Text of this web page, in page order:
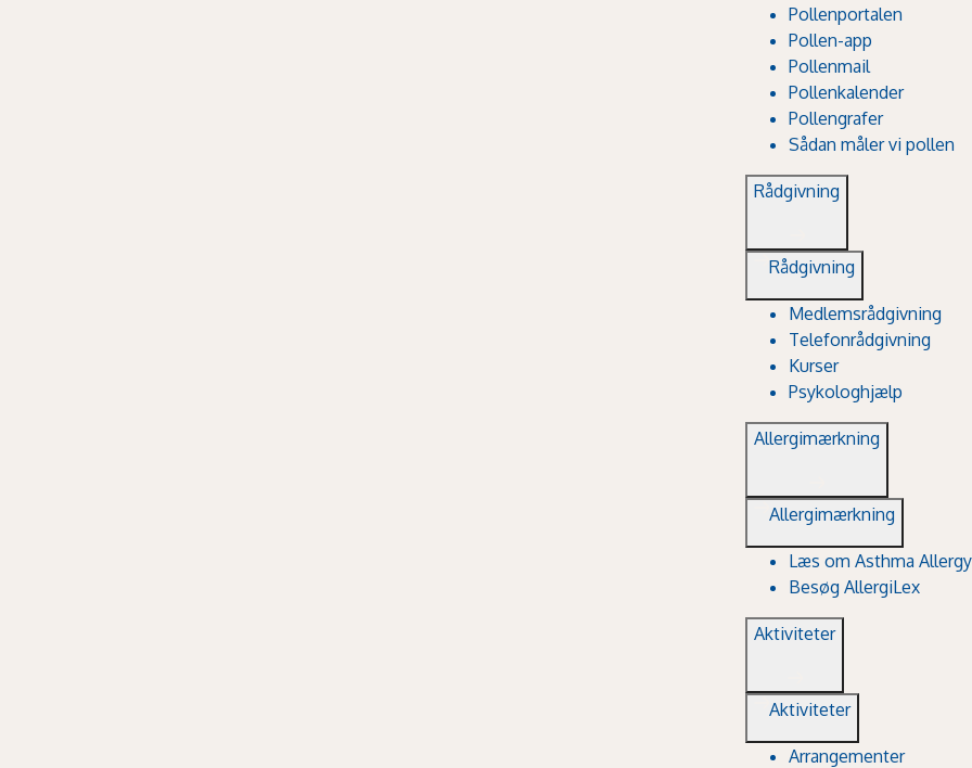
Pollenportalen
Pollen-app
Pollenmail
Pollenkalender
Pollengrafer
Sådan måler vi pollen
Rådgivning
Rådgivning
Medlemsrådgivning
Telefonrådgivning
Kurser
Psykologhjælp
Allergimærkning
Allergimærkning
Læs om Asthma
Besøg AllergiLex
Aktiviteter
Aktiviteter
Arrangementer